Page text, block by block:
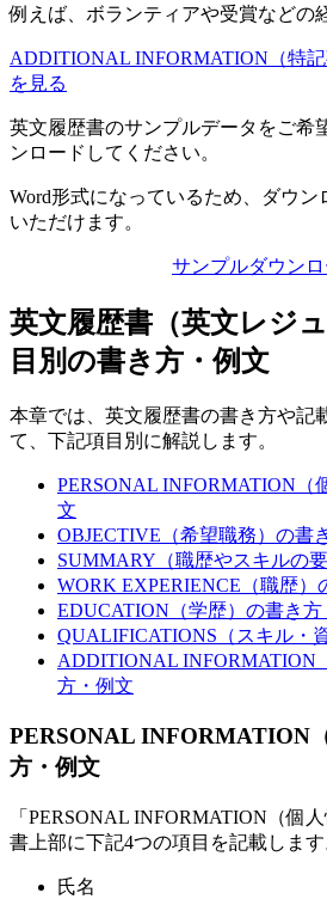
例えば、ボランティアや受賞などの
ADDITIONAL INFORMATION（特
を見る
英文履歴書のサンプルデータをご希
ンロードしてください。
Word形式になっているため、ダウ
いただけます。
サンプルダウンロ
英文履歴書（英文レジ
目別の書き方・例文
本章では、英文履歴書の書き方や記
て、下記項目別に解説します。
PERSONAL INFORMATION（
文
OBJECTIVE（希望職務）の書
SUMMARY（職歴やスキルの
WORK EXPERIENCE（職歴）
EDUCATION（学歴）の書き方
QUALIFICATIONS（スキル・
ADDITIONAL INFORMATION
方・例文
PERSONAL INFORMATION
方・例文
「PERSONAL INFORMATION（個
書上部に下記4つの項目を記載します
氏名